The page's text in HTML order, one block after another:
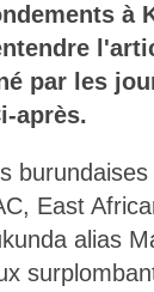
à
par les
après.
East
alias